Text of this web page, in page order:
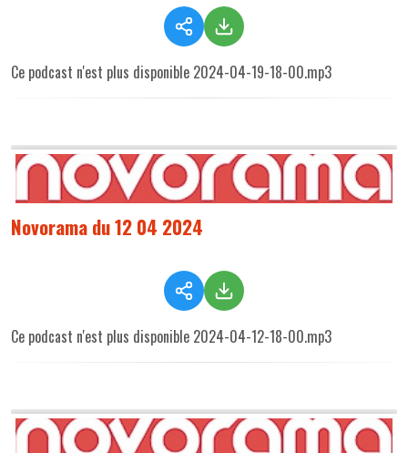
Ce podcast n'est plus disponible 2024-04-19-18-00.mp3
Novorama du 12 04 2024
Ce podcast n'est plus disponible 2024-04-12-18-00.mp3